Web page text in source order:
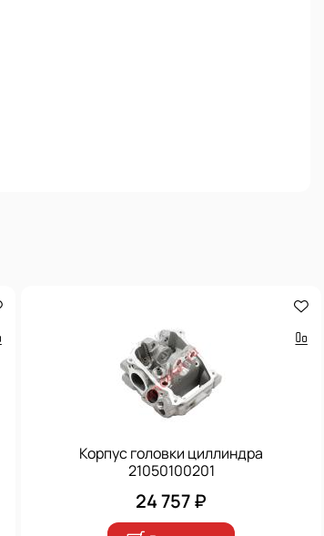
Корпус головки циллиндра
21050100201
24 757 ₽